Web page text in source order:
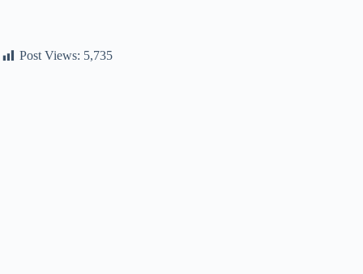
Post Views: 5,735